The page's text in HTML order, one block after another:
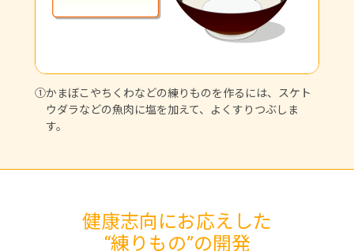
①かまぼこやちくわなどの練りものを作るには、スケト
ウダラなどの魚肉に塩を加えて、よくすりつぶしま
す。
健康志向にお応えした
“練りもの”の開発